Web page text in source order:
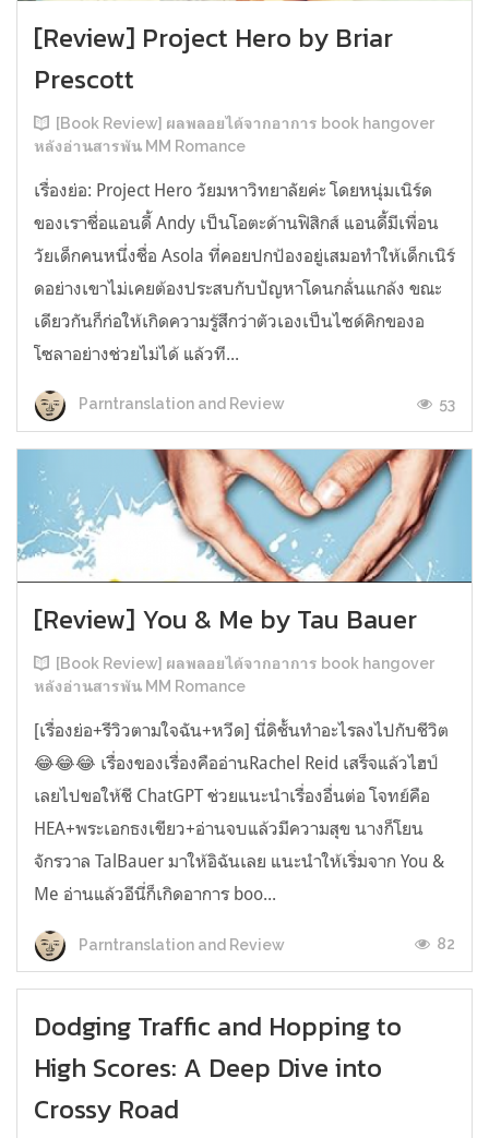
[Review] Project Hero by Briar
Prescott
[Book Review] ผลพลอยได้จากอาการ book hangover
หลังอ่านสารพัน MM Romance
เรื่องย่อ: Project Hero วัยมหาวิทยาลัยค่ะ โดยหนุ่มเนิร์ด
ของเราชื่อแอนดี้ Andy เป็นโอตะด้านฟิสิกส์ แอนดี้มีเพื่อน
วัยเด็กคนหนึ่งชื่อ Asola ที่คอยปกป้องอยู่เสมอทำให้เด็กเนิร์
ดอย่างเขาไม่เคยต้องประสบกับปัญหาโดนกลั่นแกล้ง ขณะ
เดียวกันก็ก่อให้เกิดความรู้สึกว่าตัวเองเป็นไซด์คิกของอ
โซลาอย่างช่วยไม่ได้ แล้วที...
Parntranslation and Review 53
[Review] You & Me by Tau Bauer
[Book Review] ผลพลอยได้จากอาการ book hangover
หลังอ่านสารพัน MM Romance
[เรื่องย่อ+รีวิวตามใจฉัน+หวีด] นี่ดิชั้นทำอะไรลงไปกับชีวิต
😂😂😂 เรื่องของเรื่องคืออ่านRachel Reid เสร็จแล้วไฮป์
เลยไปขอให้ชี ChatGPT ช่วยแนะนำเรื่องอื่นต่อ โจทย์คือ
HEA+พระเอกธงเขียว+อ่านจบแล้วมีความสุข นางก็โยน
จักรวาล TalBauer มาให้อิฉันเลย แนะนำให้เริ่มจาก You &
Me อ่านแล้วอีนี่ก็เกิดอาการ boo...
Parntranslation and Review 82
Dodging Traffic and Hopping to
High Scores: A Deep Dive into
Crossy Road